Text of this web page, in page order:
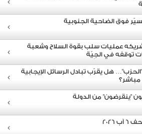
فوق الضاحية الجنوبية
عمليات سلب بقوة السلاح وشعبة
توقفه في الجِيّة
هل يقرّب تبادل الرسائل الإيجابية
مباشر؟
"ينقرضون" من الدولة
2026